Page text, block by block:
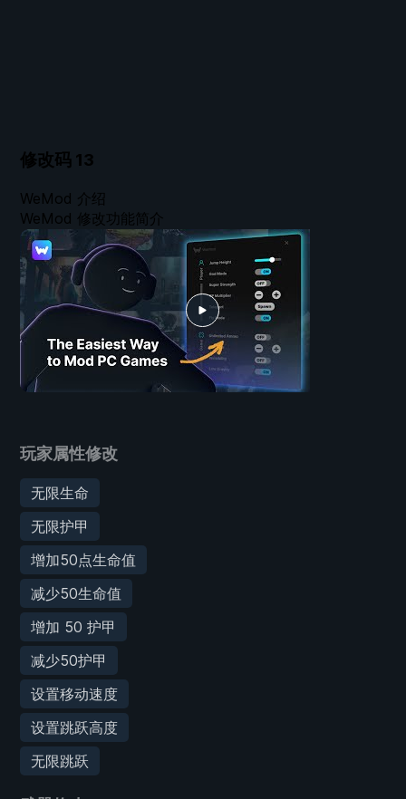
修改码 13
玩家属性修改
无限生命
无限护甲
增加50点生命值
减少50生命值
增加 50 护甲
减少50护甲
设置移动速度
设置跳跃高度
无限跳跃
WeMod 介绍
WeMod 修改功能简介